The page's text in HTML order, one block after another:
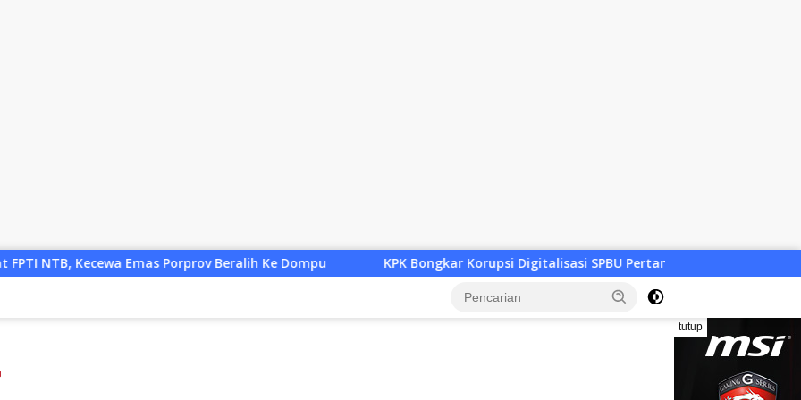
Beralih Ke Dompu KPK Bongkar Korupsi Digitalisasi SPBU Pertamina Rp322,18 Miliar, Tiga Tersangka Ditahan
tutup